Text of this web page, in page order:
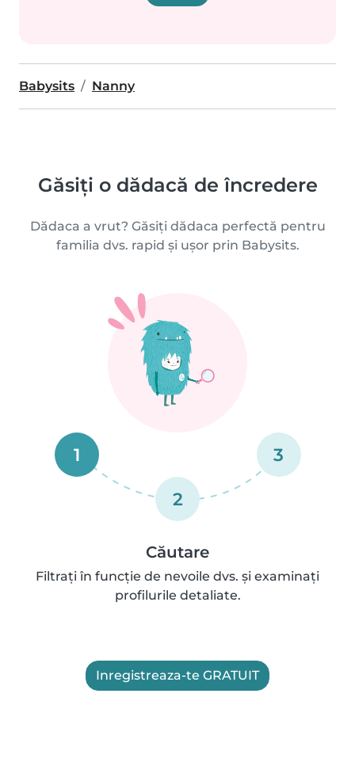
Babysits Nanny
Găsiți o dădacă de încredere
Dădaca a vrut? Găsiți dădaca perfectă pentru
familia dvs. rapid și ușor prin Babysits.
1
2
3
Căutare
Filtrați în funcție de nevoile dvs. și examinați
profilurile detaliate.
Inregistreaza-te GRATUIT